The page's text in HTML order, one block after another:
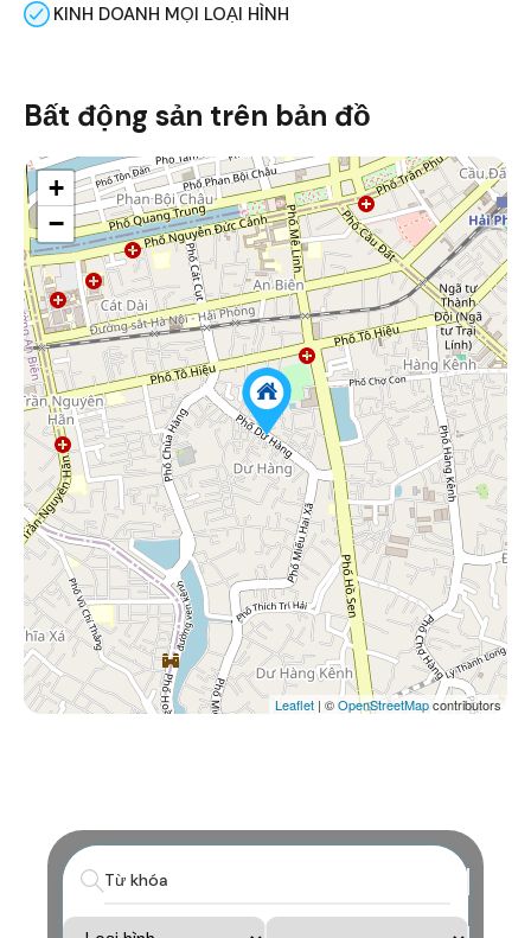
KINH DOANH MỌI LOẠI HÌNH
Bất động sản trên bản đồ
+
−
Leaflet | ©OpenStreetMapcontributors